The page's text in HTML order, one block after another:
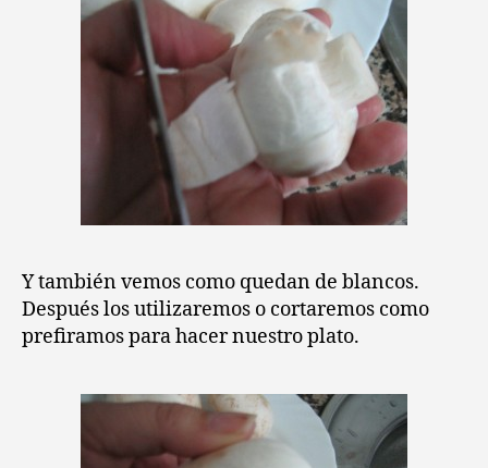
Y también vemos como quedan de blancos.
Después los utilizaremos o cortaremos como
prefiramos para hacer nuestro plato.